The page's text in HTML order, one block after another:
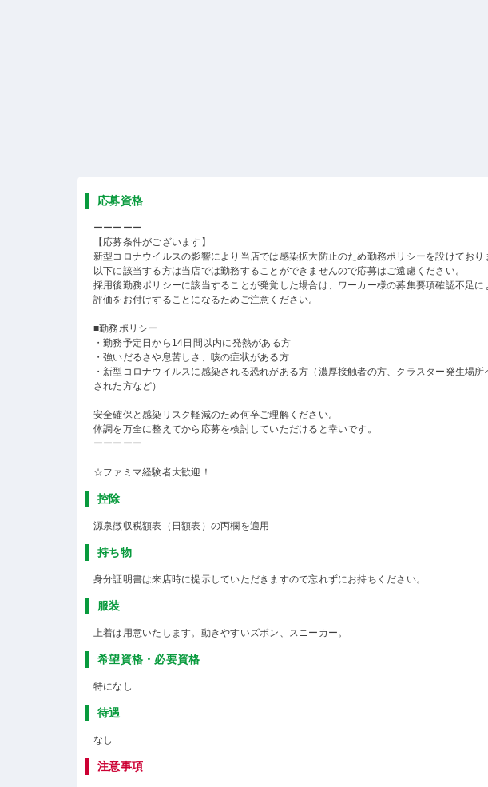
応募資格
ーーーーー
【応募条件がございます】
新型コロナウイルスの影響により当店では感染拡大防止のため勤務ポリシーを設けており
以下に該当する方は当店では勤務することができませんので応募はご遠慮ください。
採用後勤務ポリシーに該当することが発覚した場合は、ワーカー様の募集要項確認不足に
評価をお付けすることになるためご注意ください。
■勤務ポリシー
・勤務予定日から14日間以内に発熱がある方
・強いだるさや息苦しさ、咳の症状がある方
・新型コロナウイルスに感染される恐れがある方（濃厚接触者の方、クラスター発生場所
された方など）
安全確保と感染リスク軽減のため何卒ご理解ください。
体調を万全に整えてから応募を検討していただけると幸いです。
ーーーーー
☆ファミマ経験者大歓迎！
控除
源泉徴収税額表（日額表）の丙欄を適用
持ち物
身分証明書は来店時に提示していただきますので忘れずにお持ちください。
服装
上着は用意いたします。動きやすいズボン、スニーカー。
希望資格・必要資格
特になし
待遇
なし
注意事項